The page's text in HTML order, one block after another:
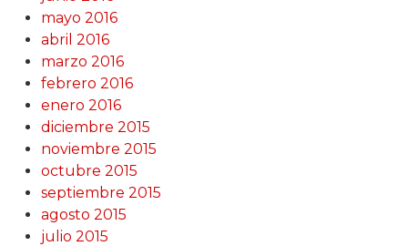
mayo 2016
abril 2016
marzo 2016
febrero 2016
enero 2016
diciembre 2015
noviembre 2015
octubre 2015
septiembre 2015
agosto 2015
julio 2015